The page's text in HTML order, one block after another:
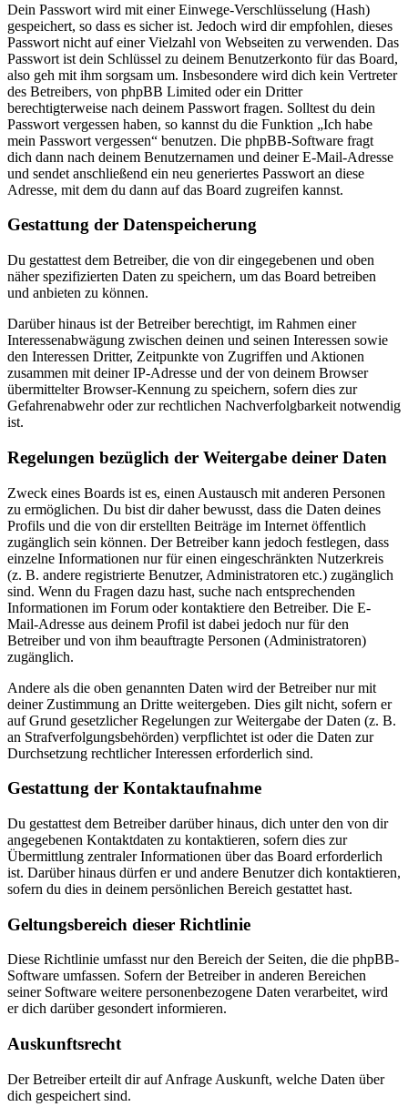
Dein Passwort wird mit einer Einwege-Verschlüsselung (Hash)
gespeichert, so dass es sicher ist. Jedoch wird dir empfohlen, dieses
Passwort nicht auf einer Vielzahl von Webseiten zu verwenden. Das
Passwort ist dein Schlüssel zu deinem Benutzerkonto für das Board,
also geh mit ihm sorgsam um. Insbesondere wird dich kein Vertreter
des Betreibers, von phpBB Limited oder ein Dritter
berechtigterweise nach deinem Passwort fragen. Solltest du dein
Passwort vergessen haben, so kannst du die Funktion „Ich habe
mein Passwort vergessen“ benutzen. Die phpBB-Software fragt
dich dann nach deinem Benutzernamen und deiner E-Mail-Adresse
und sendet anschließend ein neu generiertes Passwort an diese
Adresse, mit dem du dann auf das Board zugreifen kannst.
Gestattung der Datenspeicherung
Du gestattest dem Betreiber, die von dir eingegebenen und oben
näher spezifizierten Daten zu speichern, um das Board betreiben
und anbieten zu können.
Darüber hinaus ist der Betreiber berechtigt, im Rahmen einer
Interessenabwägung zwischen deinen und seinen Interessen sowie
den Interessen Dritter, Zeitpunkte von Zugriffen und Aktionen
zusammen mit deiner IP-Adresse und der von deinem Browser
übermittelter Browser-Kennung zu speichern, sofern dies zur
Gefahrenabwehr oder zur rechtlichen Nachverfolgbarkeit notwendig
ist.
Regelungen bezüglich der Weitergabe deiner Daten
Zweck eines Boards ist es, einen Austausch mit anderen Personen
zu ermöglichen. Du bist dir daher bewusst, dass die Daten deines
Profils und die von dir erstellten Beiträge im Internet öffentlich
zugänglich sein können. Der Betreiber kann jedoch festlegen, dass
einzelne Informationen nur für einen eingeschränkten Nutzerkreis
(z. B. andere registrierte Benutzer, Administratoren etc.) zugänglich
sind. Wenn du Fragen dazu hast, suche nach entsprechenden
Informationen im Forum oder kontaktiere den Betreiber. Die E-
Mail-Adresse aus deinem Profil ist dabei jedoch nur für den
Betreiber und von ihm beauftragte Personen (Administratoren)
zugänglich.
Andere als die oben genannten Daten wird der Betreiber nur mit
deiner Zustimmung an Dritte weitergeben. Dies gilt nicht, sofern er
auf Grund gesetzlicher Regelungen zur Weitergabe der Daten (z. B.
an Strafverfolgungsbehörden) verpflichtet ist oder die Daten zur
Durchsetzung rechtlicher Interessen erforderlich sind.
Gestattung der Kontaktaufnahme
Du gestattest dem Betreiber darüber hinaus, dich unter den von dir
angegebenen Kontaktdaten zu kontaktieren, sofern dies zur
Übermittlung zentraler Informationen über das Board erforderlich
ist. Darüber hinaus dürfen er und andere Benutzer dich kontaktieren,
sofern du dies in deinem persönlichen Bereich gestattet hast.
Geltungsbereich dieser Richtlinie
Diese Richtlinie umfasst nur den Bereich der Seiten, die die phpBB-
Software umfassen. Sofern der Betreiber in anderen Bereichen
seiner Software weitere personenbezogene Daten verarbeitet, wird
er dich darüber gesondert informieren.
Auskunftsrecht
Der Betreiber erteilt dir auf Anfrage Auskunft, welche Daten über
dich gespeichert sind.